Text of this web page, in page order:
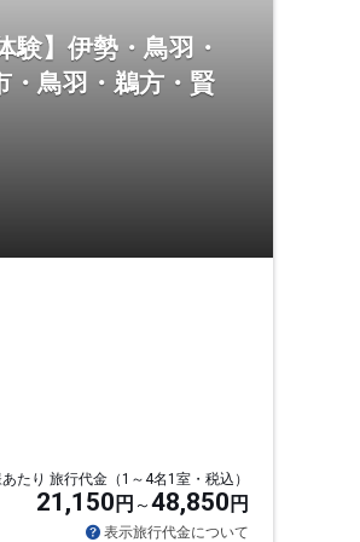
】伊勢・鳥羽・
鳥羽・鵜方・賢
たり 旅行代金（1～4名1室・税込）
21,150 円 48,850 円
表示旅行代金について